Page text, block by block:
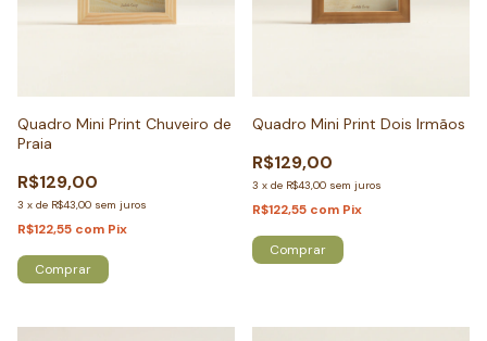
Quadro Mini Print Chuveiro de
Praia
R$129,00
3 x de R$43,00 sem juros
R$122,55 com Pix
Comprar
Quadro Mini Print Dois Irmãos
R$129,00
3 x de R$43,00 sem juros
R$122,55 com Pix
Comprar